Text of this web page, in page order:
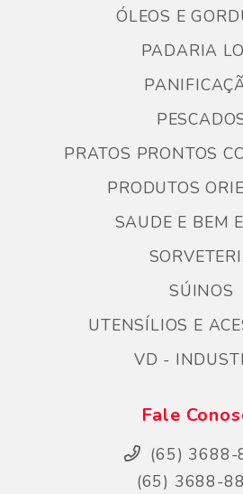
ÓLEOS E
PADARIA
PRATOS PRONTOS
PRODUTOS
SAUDE E BEM
SÚINOS
UTENSÍLIOS E
VD -
Fale
(65) 3688-
(65) 3688-